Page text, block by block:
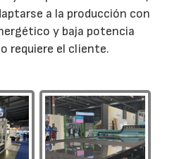
a la producción con
y baja potencia
requiere el cliente.